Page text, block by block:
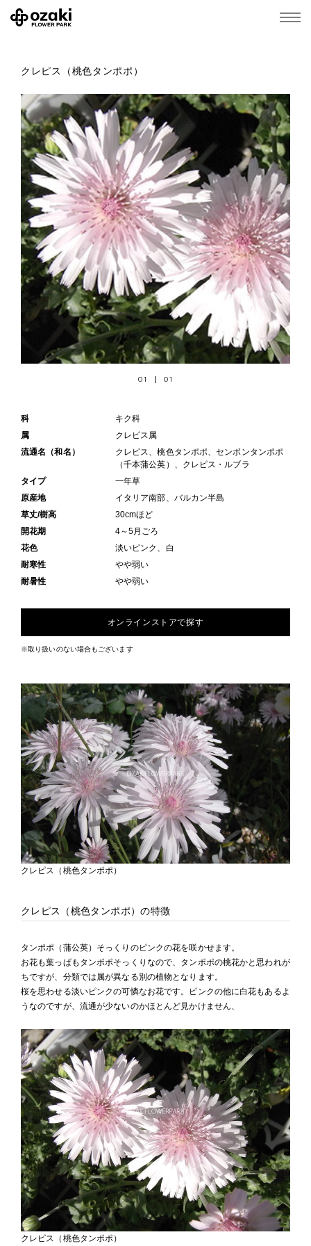
クレピス（桃色タンポポ）
01 01
科
キク科
属
クレピス属
流通名（和名）
クレピス、桃色タンポポ、センボンタンポポ
（千本蒲公英）、クレピス・ルブラ
タイプ
一年草
原産地
イタリア南部、バルカン半島
草丈/樹高
30cmほど
開花期
4～5月ごろ
花色
淡いピンク、白
耐寒性
やや弱い
耐暑性
やや弱い
オンラインストアで探す
※取り扱いのない場合もございます
クレピス（桃色タンポポ）
クレピス（桃色タンポポ）の特徴
タンポポ（蒲公英）そっくりのピンクの花を咲かせます。
お花も葉っぱもタンポポそっくりなので、タンポポの桃花かと思われが
ちですが、分類では属が異なる別の植物となります。
桜を思わせる淡いピンクの可憐なお花です。ピンクの他に白花もあるよ
うなのですが、流通が少ないのかほとんど見かけません、
クレピス（桃色タンポポ）